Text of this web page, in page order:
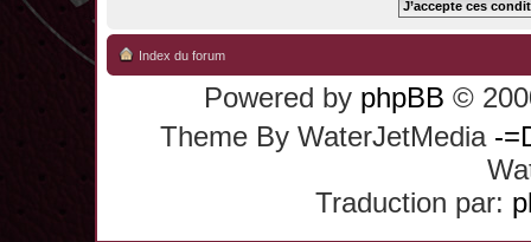
Index du forum
Powered by phpBB ©
Theme By WaterJetMedia -
Traduction par: